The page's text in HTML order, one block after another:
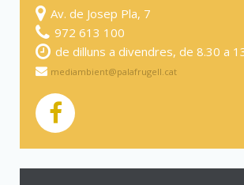
Av. de Josep Pla, 7
972 613 100
de dilluns a divendres, de 8.30 a
mediambient@palafrugell.cat